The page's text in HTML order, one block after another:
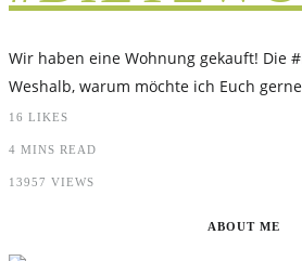
Wir haben eine Wohnung gekauft! Die
Weshalb, warum möchte ich Euch
16 LIKES
4 MINS READ
13957 VIEWS
ABOUT ME